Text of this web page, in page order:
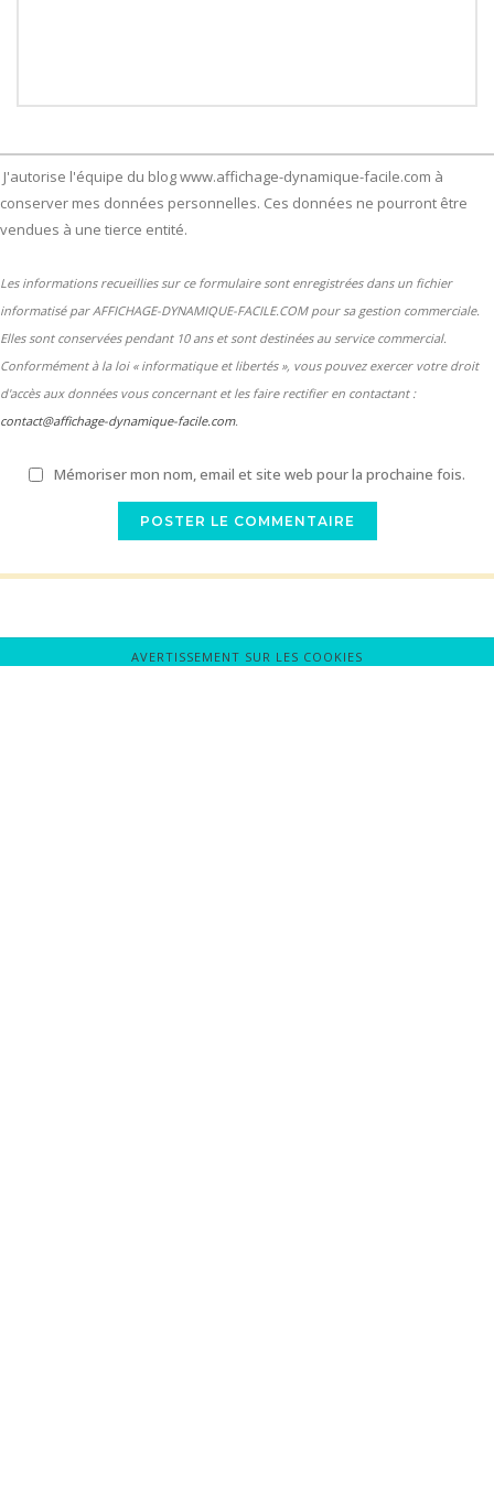
J'autorise l'équipe du blog www.affichage-dynamique-facile.com à
conserver mes données personnelles. Ces données ne pourront être
vendues à une tierce entité.
Les informations recueillies sur ce formulaire sont enregistrées dans un fichier
informatisé par AFFICHAGE-DYNAMIQUE-FACILE.COM pour sa gestion commerciale.
Elles sont conservées pendant 10 ans et sont destinées au service commercial.
Conformément à la loi « informatique et libertés », vous pouvez exercer votre droit
d'accès aux données vous concernant et les faire rectifier en contactant :
contact@affichage-dynamique-facile.com.
Mémoriser mon nom, email et site web pour la prochaine fois.
AVERTISSEMENT SUR LES COOKIES